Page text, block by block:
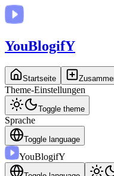
YouBlogifY
Startseite
Theme-Einstellungen
Toggle theme
Sprache
Toggle language
YouBlogifY